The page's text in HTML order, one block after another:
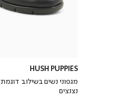
HUSH PUPPIES
מגפוני נשים בשילוב דוגמת
נצנצים